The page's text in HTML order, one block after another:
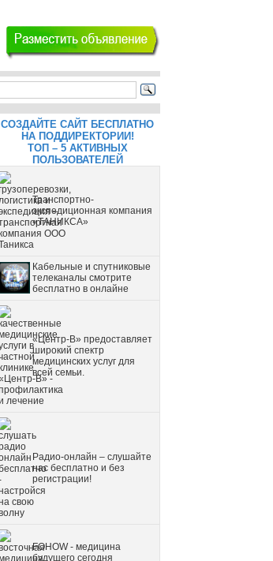
СОЗДАЙТЕ САЙТ БЕСПЛАТНО
НА ПОДДИРЕКТОРИИ!
ТОП – 5 АКТИВНЫХ
ПОЛЬЗОВАТЕЛЕЙ
Транспортно-
экспедиционная компания
«ТАНИКСА»
Кабельные и спутниковые
телеканалы смотрите
бесплатно в онлайне
«Центр-В» предоставляет
широкий спектр
медицинских услуг для
всей семьи.
Радио-онлайн – слушайте
нас бесплатно и без
регистрации!
FOHOW - медицина
будущего сегодня